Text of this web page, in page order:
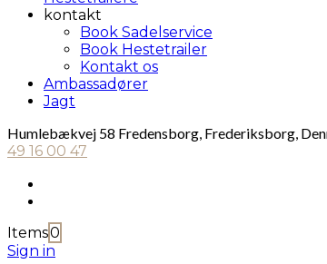
kontakt
Book Sadelservice
Book Hestetrailer
Kontakt os
Ambassadører
Jagt
Humlebækvej 58 Fredensborg, Frederiksborg,
49 16 00 47
Items0
Sign in